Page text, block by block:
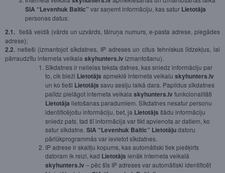
SIA “Levenhuk Baltic”var saņemt informāciju, kas satur Lietotāja
personas datus:
2.1. tiešā veidā (vārds un uzvārds, tālruņa numurs, e-pasta adrese, piegādes
adrese);
2.2 . netieši (izmantojot sīkdatnes, IP adreses un citus tehniskus līdzekļus, lai
pārraudzītu interneta veikala skyhunters.lvizmantošanu).
Sīkdatnes ir nelielas teksta datnes, kas sniedz informāciju par
to, cik bieži Lietotājs apmeklē interneta veikalu skyhunters.lv
un ko tieši Lietotājs savu sesiju laikā dara. Papildus sīkdatnes
palīdz pielāgot interneta veikala skyhunters.lvfunkcionalitāti
Lietotāja lietošanas paradumiem. Sīkdatnes nesatur personu
identificējošu informāciju, bet, ja Lietotājs šādu informāciju
sniedz pats, tad šī informācija var tikt apvienota ar datiem, ko
satur sīkdatne. SIA “Levenhuk Baltic” Lietotājudatoru
pārlūkprogrammās var ievietot sīkdatnes.
IP adrese ir skaitļu kopums, kas automātiski tiek piešķirts
datoram ik reizi, kad Lietotājs ienāk interneta veikalā
skyhunters.lv– pēc šīs IP adreses var automātiski identificēt